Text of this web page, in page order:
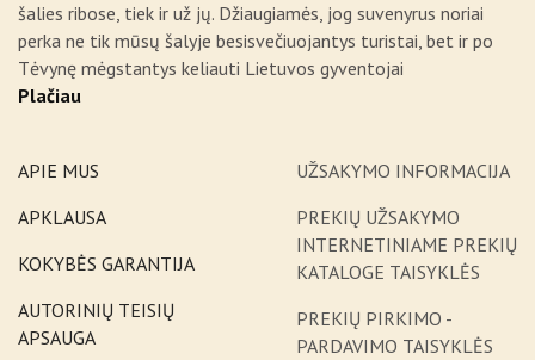
šalies ribose, tiek ir už jų. Džiaugiamės, jog suvenyrus noriai
perka ne tik mūsų šalyje besisvečiuojantys turistai, bet ir po
Tėvynę mėgstantys keliauti Lietuvos gyventojai
Plačiau
APIE MUS
APKLAUSA
KOKYBĖS GARANTIJA
AUTORINIŲ TEISIŲ
APSAUGA
UŽSAKYMO INFORMACIJA
PREKIŲ UŽSAKYMO
INTERNETINIAME PREKIŲ
KATALOGE TAISYKLĖS
PREKIŲ PIRKIMO -
PARDAVIMO TAISYKLĖS